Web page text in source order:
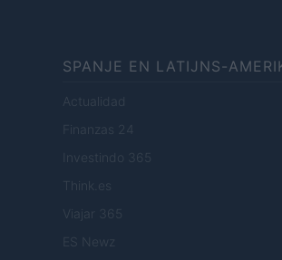
SPANJE EN LATIJNS-
Actualidad
Finanzas 24
Investindo 365
Think.es
Viajar 365
ES Newz